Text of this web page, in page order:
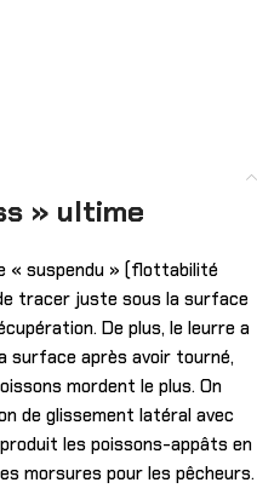
» ultime
« suspendu » (flottabilité
tracer juste sous la surface
De plus, le leurre a
surface après avoir tourné,
mordent le plus. On
de glissement latéral avec
les poissons-appâts en
morsures pour les pêcheurs.